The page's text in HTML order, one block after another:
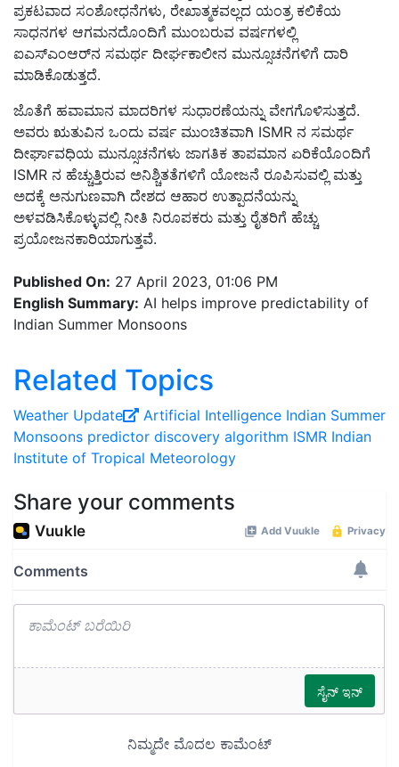
ಪ್ರಕಟವಾದ ಸಂಶೋಧನೆಗಳು, ರೇಖಾತ್ಮಕವಲ್ಲದ ಯಂತ್ರ ಕಲಿಕೆಯ
ಸಾಧನಗಳ ಆಗಮನದೊಂದಿಗೆ ಮುಂಬರುವ ವರ್ಷಗಳಲ್ಲಿ
ಐಎಸ್‌ಎಂಆರ್‌ನ ಸಮರ್ಥ ದೀರ್ಘಕಾಲೀನ ಮುನ್ಸೂಚನೆಗಳಿಗೆ ದಾರಿ
ಮಾಡಿಕೊಡುತ್ತದೆ.
ಜೊತೆಗೆ ಹವಾಮಾನ ಮಾದರಿಗಳ ಸುಧಾರಣೆಯನ್ನು ವೇಗಗೊಳಿಸುತ್ತದೆ.
ಅವರು ಋತುವಿನ ಒಂದು ವರ್ಷ ಮುಂಚಿತವಾಗಿ ISMR ನ ಸಮರ್ಥ
ದೀರ್ಘಾವಧಿಯ ಮುನ್ಸೂಚನೆಗಳು ಜಾಗತಿಕ ತಾಪಮಾನ ಏರಿಕೆಯೊಂದಿಗೆ
ISMR ನ ಹೆಚ್ಚುತ್ತಿರುವ ಅನಿಶ್ಚಿತತೆಗಳಿಗೆ ಯೋಜನೆ ರೂಪಿಸುವಲ್ಲಿ ಮತ್ತು
ಅದಕ್ಕೆ ಅನುಗುಣವಾಗಿ ದೇಶದ ಆಹಾರ ಉತ್ಪಾದನೆಯನ್ನು
ಅಳವಡಿಸಿಕೊಳ್ಳುವಲ್ಲಿ ನೀತಿ ನಿರೂಪಕರು ಮತ್ತು ರೈತರಿಗೆ ಹೆಚ್ಚು
ಪ್ರಯೋಜನಕಾರಿಯಾಗುತ್ತವೆ.
Published On: 27 April 2023, 01:06 PM
English Summary: AI helps improve predictability of
Indian Summer Monsoons
Related Topics
Weather Update Artificial Intelligence Indian Summer
Monsoons predictor discovery algorithm ISMR Indian
Institute of Tropical Meteorology
Share your comments